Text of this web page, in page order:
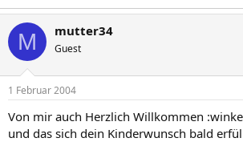
M mutter34
Guest
1 Februar 2004
Von mir auch Herzlich Willkommen
und das sich dein Kinderwunsch bald